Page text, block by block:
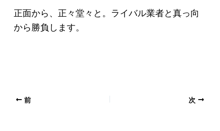
正面から、正々堂々と。ライバル業者と真っ向
から勝負します。
前 次